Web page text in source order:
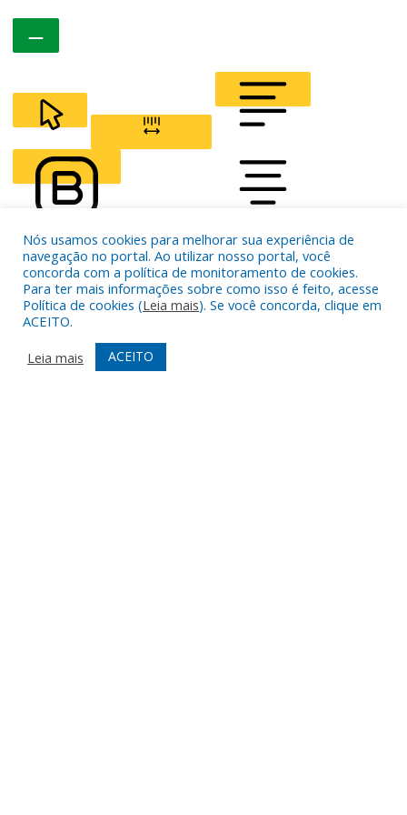
CURSOR LETTER SPACING
ALIGN TEXT
FONT WEIGHT
Color Modules
Orientation Modules
Nós usamos cookies para melhorar sua experiência de
navegação no portal. Ao utilizar nosso portal, você
concorda com a política de monitoramento de cookies.
Para ter mais informações sobre como isso é feito, acesse
Política de cookies (Leia mais). Se você concorda, clique em
ACEITO.
Leia mais
ACEITO